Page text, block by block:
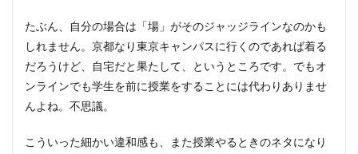
たぶん、自分の場合は「場」がそのジャッジラインなのかも
しれません。京都なり東京キャンパスに行くのであれば着る
だろうけど、自宅だと果たして、というところです。でもオ
ンラインでも学生を前に授業をすることには代わりありませ
んよね。不思議。
こういった細かい違和感も、また授業やるときのネタになり